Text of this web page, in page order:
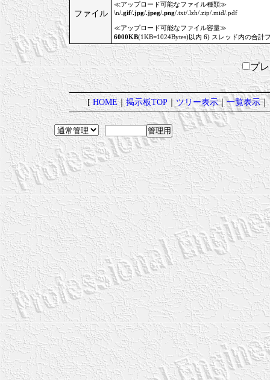
ファイル
≪アップロード可能なファイル種類≫
\n/.gif/.jpg/.jpeg/.png/.txt/.lzh/.zip/.mid/.pdf
≪アップロード可能なファイル容量≫
6000KB(1KB=1024Bytes)以内 6) スレッド内の合計
プ
[HOME｜掲示板TOP｜ツリー表示｜一覧表示｜